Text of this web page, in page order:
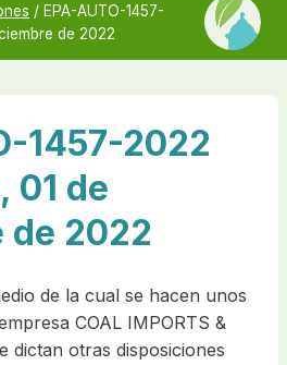
/ EPA-AUTO-1457-
de 2022
1457-2022
01 de
de 2022
de la cual se hacen unos
COAL IMPORTS &
dictan otras disposiciones